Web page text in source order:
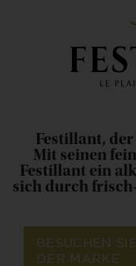
Festillant,
Mit seinen
Festillant ein
sich durch
BESUCHEN
DER MARKE